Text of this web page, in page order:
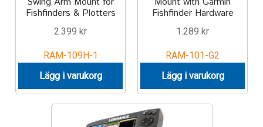
Produkter efter varumärken
Fishfinders & Plotters
2.399 kr
RAM-109H-1
Lägg i varukorg
Fishfinder Hardware
1.289 kr
RAM-101-G2
Lägg i varukorg